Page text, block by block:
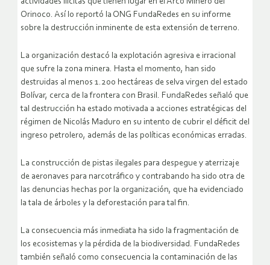
por parte de diversas organizaciones criminales, como las
actividades ilícitas que tienen lugar en el Arco Minero del
Orinoco. Así lo reportó la ONG FundaRedes en su informe
La organización destacó la explotación agresiva e irracional
que sufre la zona minera. Hasta el momento, han sido
destruidas al menos 1.200 hectáreas de selva virgen del estado
Bolívar, cerca de la frontera con Brasil. FundaRedes señaló que
tal destrucción ha estado motivada a acciones estratégicas del
régimen de Nicolás Maduro en su intento de cubrir el déficit del
La construcción de pistas ilegales para despegue y aterrizaje
de aeronaves para narcotráfico y contrabando ha sido otra de
las denuncias hechas por la organización, que ha evidenciado
La consecuencia más inmediata ha sido la fragmentación de
los ecosistemas y la pérdida de la biodiversidad. FundaRedes